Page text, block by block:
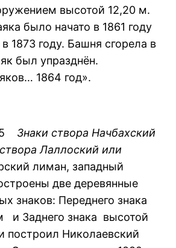
высотой 12,20 м.
было начато в 1861 году
1873 году. Башня сгорела в
был упразднён.
1864 год».
Знаки створа Начбахский
Лаллоский или
лиман, западный
две деревянные
знаков: Переднего знака
и Заднего знака высотой
построил Николаевский